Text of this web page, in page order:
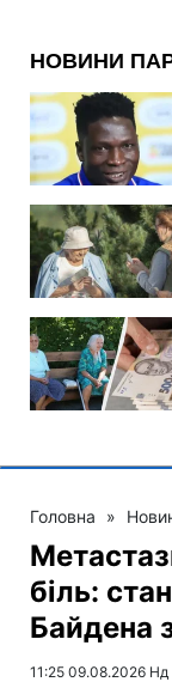
Головна »
біль:
Байдена
11:25 09.08.2026 Нд